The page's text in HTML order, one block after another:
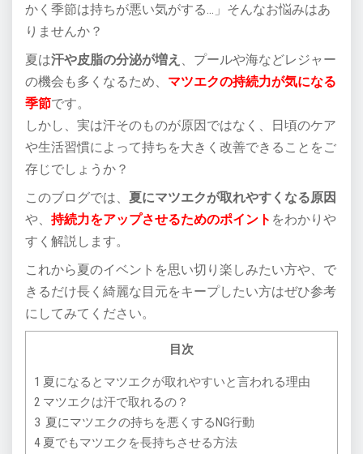
かく季節は持ちが悪い気がする…」そんなお悩みはあ
りませんか？
夏は汗や皮脂の分泌が増え
、プールや海などレジャー
の機会も多くなるため、 マツエクの持続力が気になる
季節です。
しかし、実は汗そのものが原因ではなく、日頃のケア
や生活習慣によって持ちを大きく改善できることをご
存じでしょうか？
このブログでは、 夏にマツエクが取れやすくなる原因
や、 持続力をアップさせるためのポイント をわかりや
すく解説します。
これから夏のイベントを思い切り楽しみたい方や、で
きるだけ長く綺麗な目元をキープしたい方はぜひ参考
にしてみてください。
目次
1 夏になるとマツエクが取れやすいと言われる理由
2 マツエクは汗で取れるの？
3 夏にマツエクの持ちを悪くするNG行動
4 夏でもマツエクを長持ちさせる方法